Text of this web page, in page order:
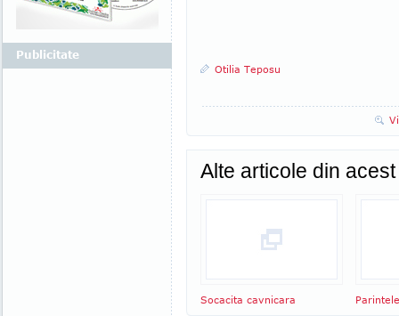
Otilia Teposu
Alte articole din
Socacita cavnicara
Publicitate